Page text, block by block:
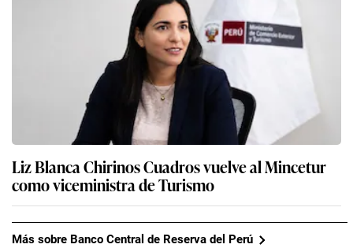
Liz Blanca Chirinos Cuadros vuelve al Mincetur
como viceministra de Turismo
Más sobre Banco Central de Reserva del Perú